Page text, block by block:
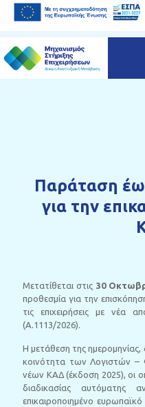
Παράταση
για την
Μετατίθεται στις 30
προθεσμία για την
τις επιχειρήσεις με νέα
(Α.1113/2026).
Η μετάθεση της ημερομηνίας,
κοινότητα των Λογιστών –
νέων ΚΑΔ (έκδοση 2025), οι
διαδικασίας αυτόματης
επικαιροποιημένο